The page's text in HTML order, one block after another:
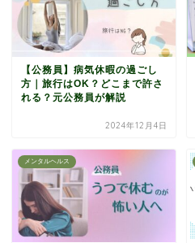
【公務員】病気休暇の過ごし
方｜旅行はOK？どこまで許さ
れる？元公務員が解説
2024年12月4日
メンタルヘルス